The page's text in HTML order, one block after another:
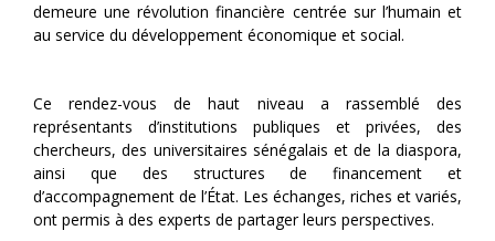
demeure une révolution financière centrée sur l’humain et
au service du développement économique et social.
Ce rendez-vous de haut niveau a rassemblé des
représentants d’institutions publiques et privées, des
chercheurs, des universitaires sénégalais et de la diaspora,
ainsi que des structures de financement et
d’accompagnement de l’État. Les échanges, riches et variés,
ont permis à des experts de partager leurs perspectives.